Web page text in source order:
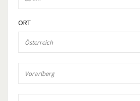
ORT